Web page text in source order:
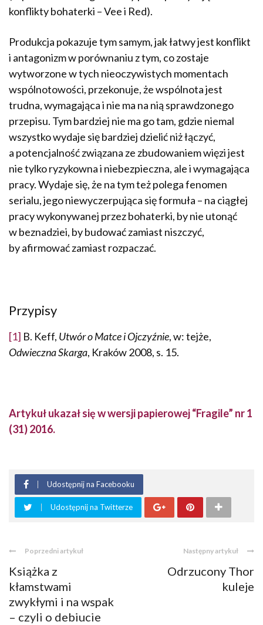
konflikty bohaterki – Vee i Red).
Produkcja pokazuje tym samym, jak łatwy jest konflikt
i antagonizm w porównaniu z tym, co zostaje
wytworzone w tych nieoczywistych momentach
wspólnotowości, przekonuje, że wspólnota jest
trudna, wymagająca i nie ma na nią sprawdzonego
przepisu. Tym bardziej nie ma go tam, gdzie niemal
wszystko wydaje się bardziej dzielić niż łączyć,
a potencjalność związana ze zbudowaniem więzi jest
nie tylko ryzykowna i niebezpieczna, ale i wymagająca
pracy. Wydaje się, że na tym też polega fenomen
serialu, jego niewyczerpująca się formuła – na ciągłej
pracy wykonywanej przez bohaterki, by nie utonąć
w beznadziei, by budować zamiast niszczyć,
by afirmować zamiast rozpaczać.
Przypisy
[1] B. Keff, Utwór o Matce i Ojczyźnie, w: tejże,
Odwieczna Skarga, Kraków 2008, s. 15.
Artykuł ukazał się w wersji papierowej “Fragile” nr 1
(31) 2016.
Udostępnij na Facebooku
Udostępnij na Twitterze
Poprzedni artykuł
Książka z
kłamstwami
zwykłymi i na wspak
– czyli o debiucie
Następny artykuł
Odrzucony Thor
kuleje